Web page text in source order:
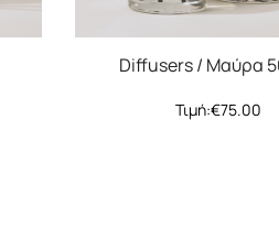
Diffusers / Μαύρα
Τιμή:€75.00